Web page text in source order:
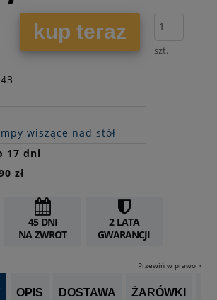
kup teraz
szt.
wiszące nad stół
17 dni
zł
45 DNI
NA ZWROT
2 LATA
GWARANCJI
Przewiń w prawo »
OPIS DOSTAWA ŻARÓWKI